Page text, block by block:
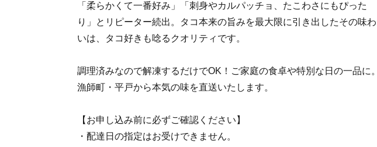
「柔らかくて一番好み」「刺身やカルパッチョ、たこわさにもぴった
り」とリピーター続出。タコ本来の旨みを最大限に引き出したその味わ
いは、タコ好きも唸るクオリティです。
調理済みなので解凍するだけでOK！ご家庭の食卓や特別な日の一品に。
漁師町・平戸から本気の味を直送いたします。
【お申し込み前に必ずご確認ください】
・配達日の指定はお受けできません。